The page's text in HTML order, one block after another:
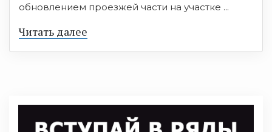
обновлением проезжей части на участке ...
Читать далее